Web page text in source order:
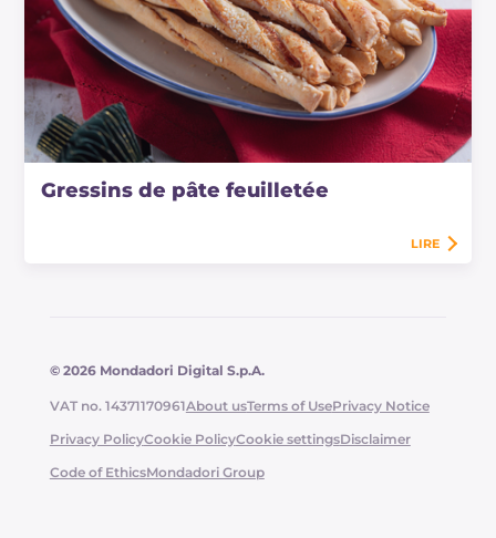
Gressins de pâte feuilletée
LIRE
© 2026 Mondadori Digital S.p.A.
VAT no. 14371170961About usTerms of UsePrivacy Notice
Privacy PolicyCookie PolicyCookie settingsDisclaimer
Code of EthicsMondadori Group